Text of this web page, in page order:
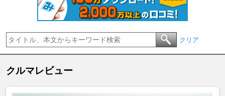
クリア
クルマレビュー